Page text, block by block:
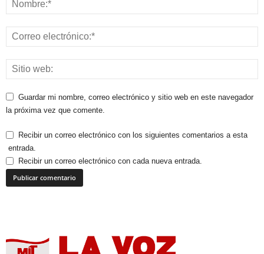
Guardar mi nombre, correo electrónico y sitio web en este navegador
la próxima vez que comente.
Recibir un correo electrónico con los siguientes comentarios a esta
entrada.
Recibir un correo electrónico con cada nueva entrada.